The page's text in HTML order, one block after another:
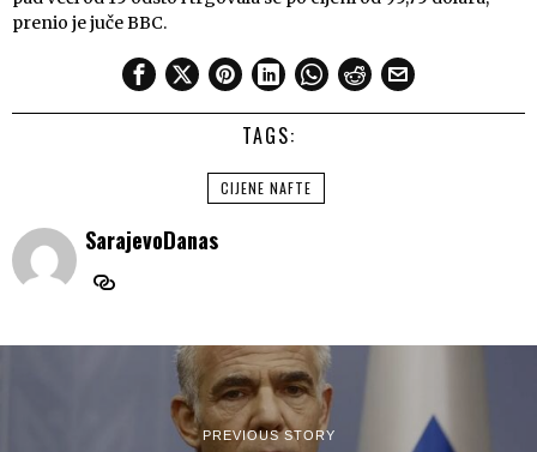
prenio je juče BBC.
TAGS:
CIJENE NAFTE
SarajevoDanas
PREVIOUS STORY